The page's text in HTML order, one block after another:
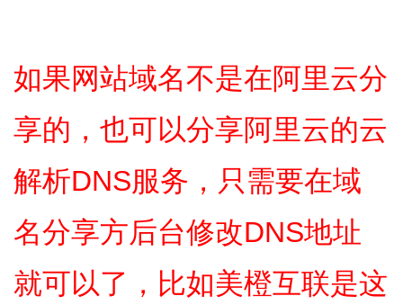
如果网站域名不是在阿里云分
享的，也可以分享阿里云的云
解析DNS服务，只需要在域
名分享方后台修改DNS地址
就可以了，比如美橙互联是这